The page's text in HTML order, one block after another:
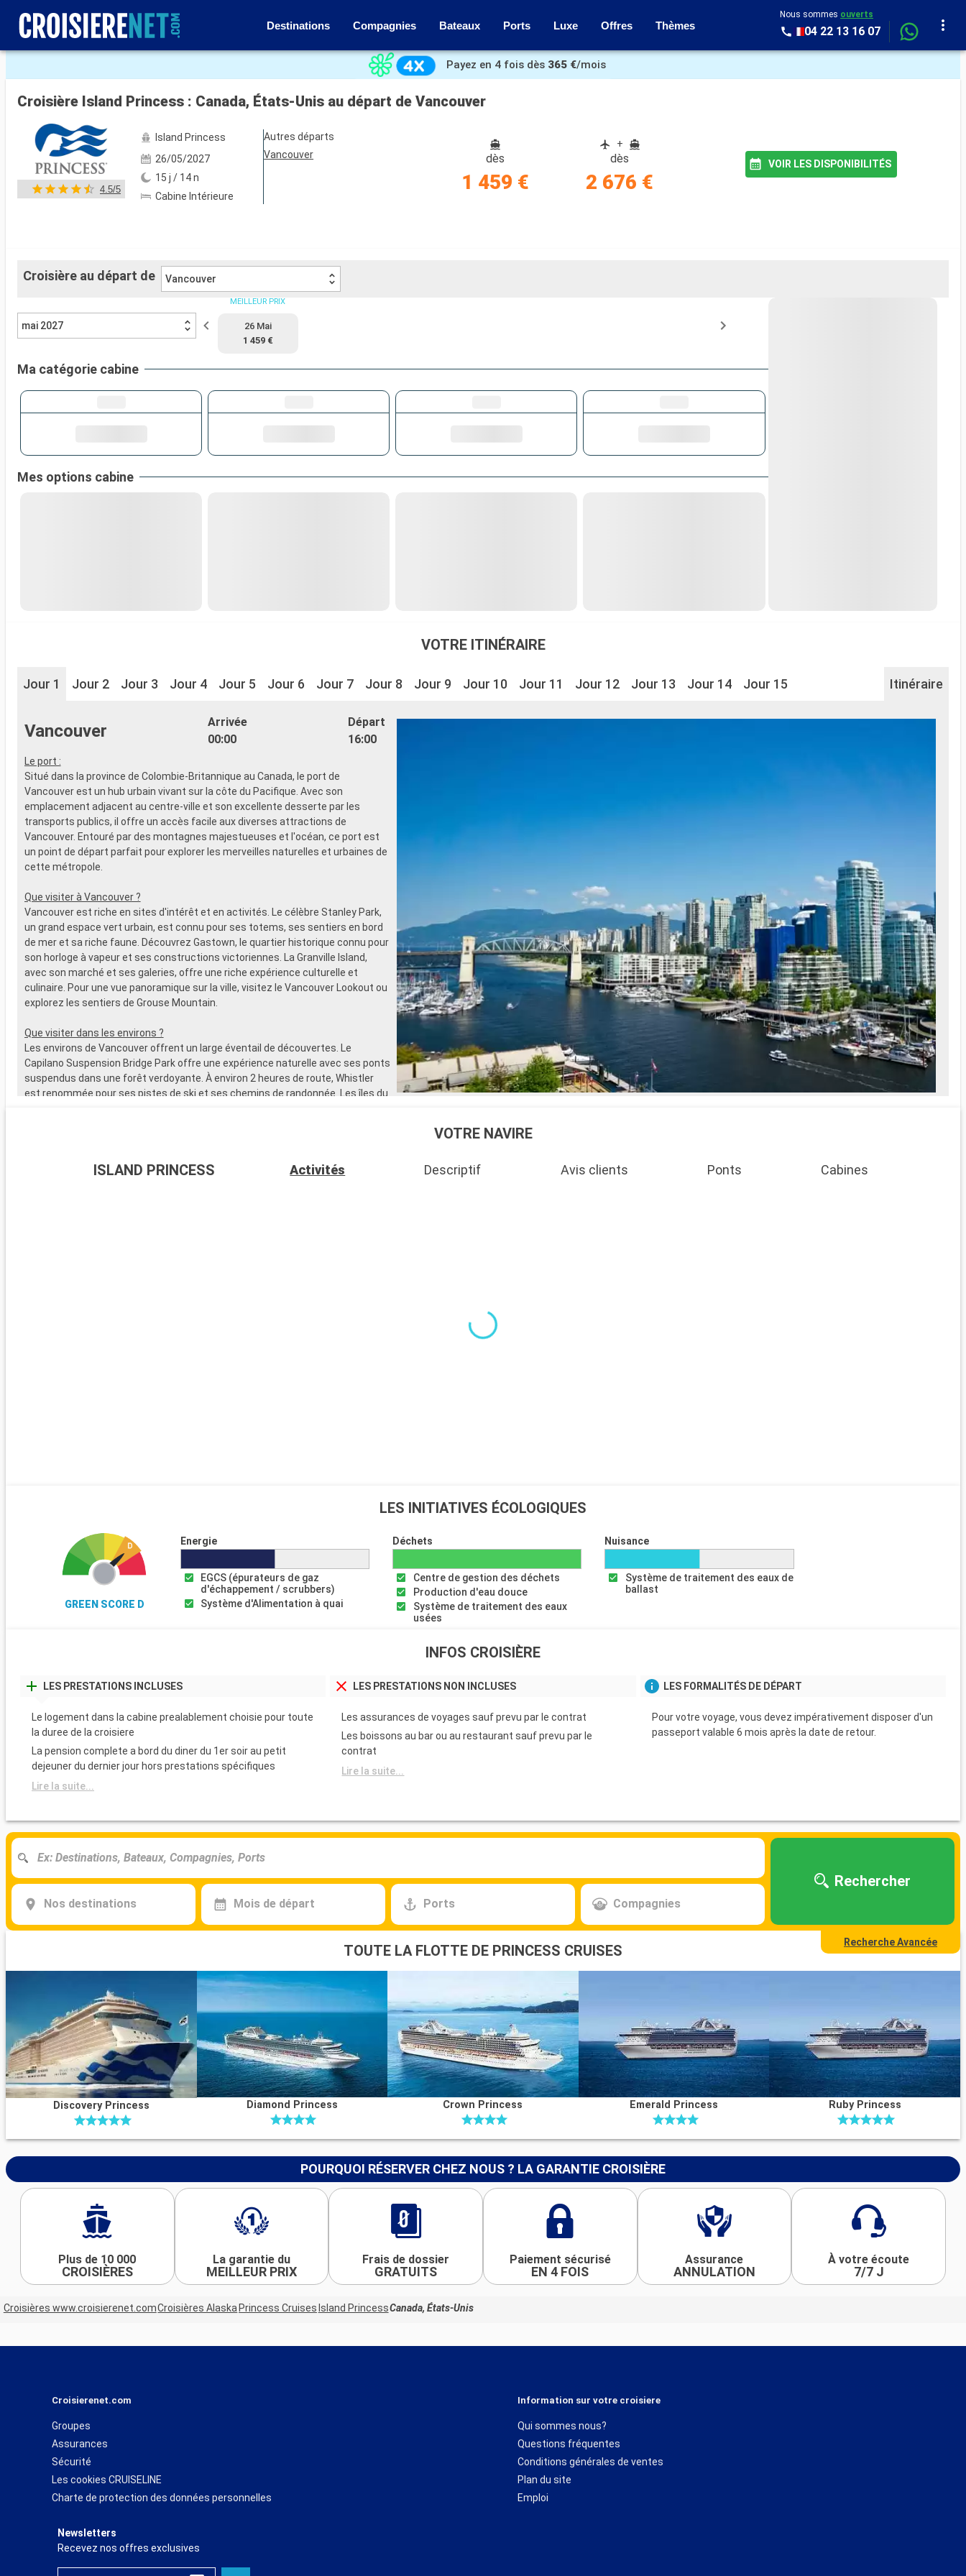
Destinations Compagnies Bateaux Ports Luxe Offres Thèmes
Nous sommes ouverts
04 22 13 16 07
Voir les 38 autres photos
Payez en 4 fois dès 365 €/mois
Croisière Island Princess : Canada, États-Unis au départ de Vancouver
4.5/5
Island Princess
26/05/2027
15 j / 14 n
Cabine Intérieure
Autres départs
Vancouver
dès
1 459 €
+
dès
2 676 €
VOIR LES DISPONIBILITÉS
Croisière au départ de Vancouver
mai 2027
MEILLEUR PRIX
26 Mai
1 459 €
Ma catégorie cabine
Mes options cabine
VOTRE ITINÉRAIRE
Jour 1 Jour 2 Jour 3 Jour 4 Jour 5 Jour 6 Jour 7 Jour 8 Jour 9 Jour 10 Jour 11 Jour 12 Jour 13 Jour 14 Jour 15 Itinéraire
Vancouver
Arrivée
00:00
Départ
16:00
Le port :
Situé dans la province de Colombie-Britannique au Canada, le port de
Vancouver est un hub urbain vivant sur la côte du Pacifique. Avec son
emplacement adjacent au centre-ville et son excellente desserte par les
transports publics, il offre un accès facile aux diverses attractions de
Vancouver. Entouré par des montagnes majestueuses et l'océan, ce port est
un point de départ parfait pour explorer les merveilles naturelles et urbaines de
cette métropole.
Que visiter à Vancouver ?
Vancouver est riche en sites d'intérêt et en activités. Le célèbre Stanley Park,
un grand espace vert urbain, est connu pour ses totems, ses sentiers en bord
de mer et sa riche faune. Découvrez Gastown, le quartier historique connu pour
son horloge à vapeur et ses constructions victoriennes. La Granville Island,
avec son marché et ses galeries, offre une riche expérience culturelle et
culinaire. Pour une vue panoramique sur la ville, visitez le Vancouver Lookout ou
explorez les sentiers de Grouse Mountain.
Que visiter dans les environs ?
Les environs de Vancouver offrent un large éventail de découvertes. Le
Capilano Suspension Bridge Park offre une expérience naturelle avec ses ponts
suspendus dans une forêt verdoyante. À environ 2 heures de route, Whistler
est renommée pour ses pistes de ski et ses chemins de randonnée. Les îles du
VOTRE NAVIRE
ISLAND PRINCESS Activités Descriptif Avis clients Ponts Cabines
LES INITIATIVES ÉCOLOGIQUES
GREEN SCORE D
Energie
EGCS (épurateurs de gaz
d'échappement / scrubbers)
Système d'Alimentation à quai
Déchets
Centre de gestion des déchets
Production d'eau douce
Système de traitement des eaux
usées
Nuisance
Système de traitement des eaux de
ballast
INFOS CROISIÈRE
LES PRESTATIONS INCLUSES
Le logement dans la cabine prealablement choisie pour toute
la duree de la croisiere
La pension complete a bord du diner du 1er soir au petit
dejeuner du dernier jour hors prestations spécifiques
Lire la suite...
LES PRESTATIONS NON INCLUSES
Les assurances de voyages sauf prevu par le contrat
Les boissons au bar ou au restaurant sauf prevu par le
contrat
Lire la suite...
LES FORMALITÉS DE DÉPART
Pour votre voyage, vous devez impérativement disposer d'un
passeport valable 6 mois après la date de retour.
Nos destinations Mois de départ Ports Compagnies
Rechercher
Recherche Avancée
TOUTE LA FLOTTE DE PRINCESS CRUISES
Discovery Princess Diamond Princess Crown Princess Emerald Princess Ruby Princess
POURQUOI RÉSERVER CHEZ NOUS ? LA GARANTIE CROISIÈRE
Plus de 10 000
CROISIÈRES
La garantie du
MEILLEUR PRIX
Frais de dossier
GRATUITS
Paiement sécurisé
EN 4 FOIS
Assurance
ANNULATION
À votre écoute
7/7 J
Croisières www.croisierenet.comCroisières Alaska Princess Cruises Island PrincessCanada, États-Unis
Croisierenet.com
Groupes
Assurances
Sécurité
Les cookies CRUISELINE
Charte de protection des données personnelles
Information sur votre croisiere
Qui sommes nous?
Questions fréquentes
Conditions générales de ventes
Plan du site
Emploi
Newsletters
Recevez nos offres exclusives